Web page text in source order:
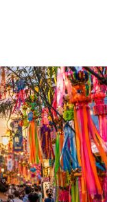
かる7項目｜
さえる！